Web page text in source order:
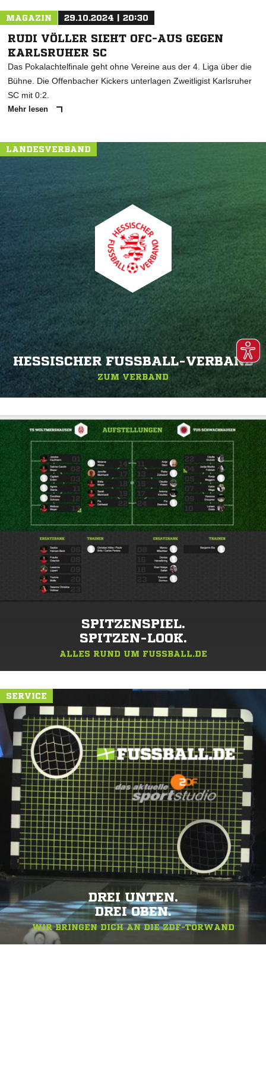
MAGAZIN 29.10.2024 | 20:30
RUDI VÖLLER SIEHT OFC-AUS GEGEN
KARLSRUHER SC
Das Pokalachtelfinale geht ohne Vereine aus der 4. Liga über die
Bühne. Die Offenbacher Kickers unterlagen Zweitligist Karlsruher
SC mit 0:2.
Mehr lesen
LANDESVERBAND
HESSISCHER FUSSBALL-VERBAND
ZUM VERBAND
SPITZENSPIEL.
SPITZEN-LOOK.
ALLES RUND UM FUSSBALL.DE
SERVICE
DREI UNTEN.
DREI OBEN.
WIR BRINGEN DICH AN DIE ZDF-TORWAND